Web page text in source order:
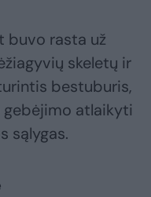
buvo rasta už
skeletų ir
bestuburis,
gebėjimo atlaikyti
sąlygas.